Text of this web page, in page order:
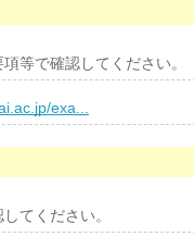
等で確認してください。
exa...
てください。